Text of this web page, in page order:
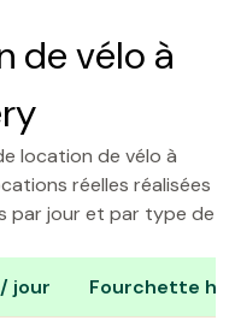
de vélo à
location de vélo à
réelles réalisées
par jour et par type de
jour Fourchette